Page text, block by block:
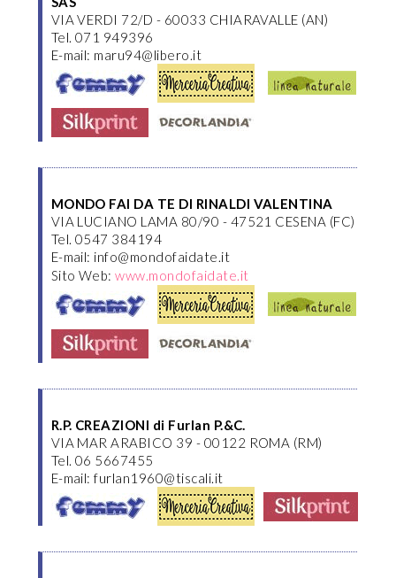
VIA VERDI 72/D - 60033 CHIARAVALLE (AN)
Tel. 071 949396
E-mail: maru94@libero.it
MONDO FAI DA TE DI RINALDI VALENTINA
VIA LUCIANO LAMA 80/90 - 47521 CESENA (FC)
Tel. 0547 384194
E-mail: info@mondofaidate.it
Sito Web:www.mondofaidate.it
R.P. CREAZIONI di Furlan P.&C.
VIA MAR ARABICO 39 - 00122 ROMA (RM)
Tel. 06 5667455
E-mail: furlan1960@tiscali.it